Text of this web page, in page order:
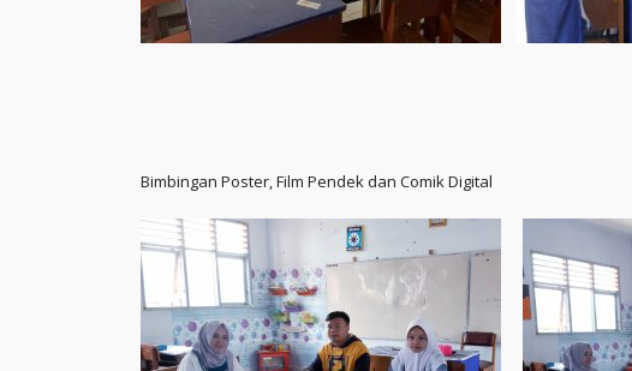
Bimbingan Poster, Film Pendek dan Comik Digital